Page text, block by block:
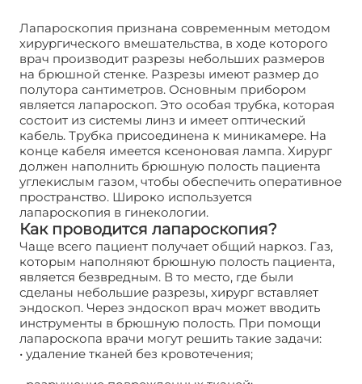
Лапароскопия признана современным методом
хирургического вмешательства, в ходе которого
врач производит разрезы небольших размеров
на брюшной стенке. Разрезы имеют размер до
полутора сантиметров. Основным прибором
является лапароскоп. Это особая трубка, которая
состоит из системы линз и имеет оптический
кабель. Трубка присоединена к миникамере. На
конце кабеля имеется ксеноновая лампа. Хирург
должен наполнить брюшную полость пациента
углекислым газом, чтобы обеспечить оперативное
пространство. Широко используется
лапароскопия в гинекологии.
Как проводится лапароскопия?
Чаще всего пациент получает общий наркоз. Газ,
которым наполняют брюшную полость пациента,
является безвредным. В то место, где были
сделаны небольшие разрезы, хирург вставляет
эндоскоп. Через эндоскоп врач может вводить
инструменты в брюшную полость. При помощи
лапароскопа врачи могут решить такие задачи:
• удаление тканей без кровотечения;